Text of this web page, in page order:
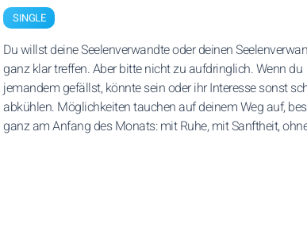
SINGLE
Du willst deine Seelenverwandte oder deinen
ganz klar treffen. Aber bitte nicht zu aufdringlich. Wenn du
jemandem gefällst, könnte sein oder ihr Interesse sonst
abkühlen. Möglichkeiten tauchen auf deinem Weg auf,
ganz am Anfang des Monats: mit Ruhe, mit Sanftheit,